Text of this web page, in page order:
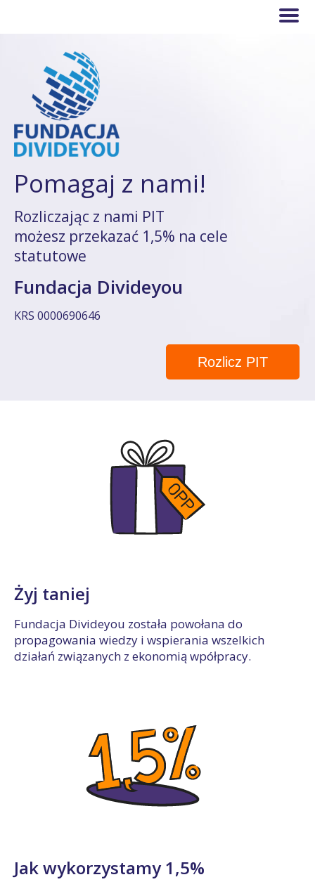
Pomagaj z nami!
Rozliczając z nami PIT
możesz przekazać 1,5% na cele
statutowe
Fundacja Divideyou
KRS 0000690646
Rozlicz PIT
Żyj taniej
Fundacja Divideyou została powołana do
propagowania wiedzy i wspierania wszelkich
działań związanych z ekonomią wpółpracy.
Jak wykorzystamy 1,5%